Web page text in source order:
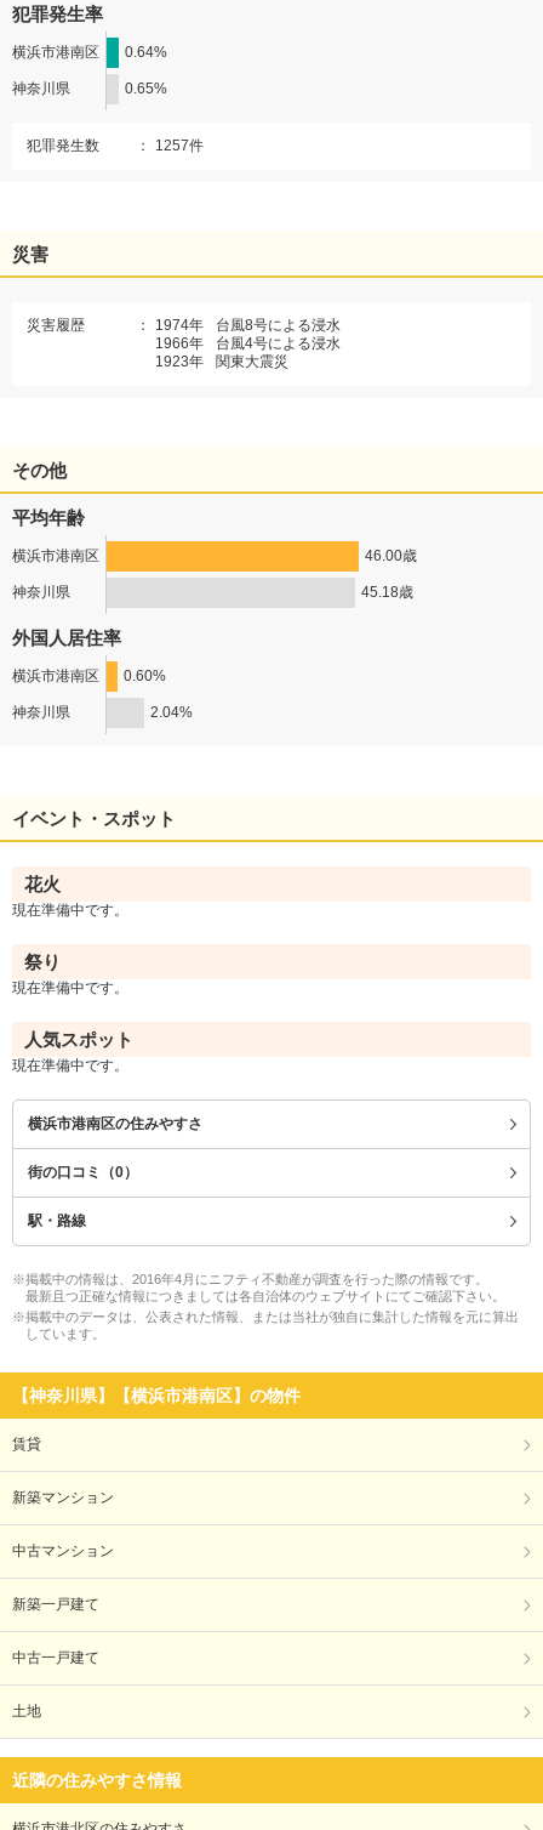
犯罪発生率
横浜市港南区
神奈川県
0.64%
0.65%
犯罪発生数 ： 1257件
災害
災害履歴 ： 1974年
台風8号による浸水
1966年
台風4号による浸水
1923年
関東大震災
その他
平均年齢
横浜市港南区
神奈川県
46.00歳
45.18歳
外国人居住率
横浜市港南区
神奈川県
0.60%
2.04%
イベント・スポット
花火
現在準備中です。
祭り
現在準備中です。
人気スポット
現在準備中です。
横浜市港南区の住みやすさ
街の口コミ （0）
駅・路線
※掲載中の情報は、2016年4月にニフティ不動産が調査を行った際の情報です。
最新且つ正確な情報につきましては各自治体のウェブサイトにてご確認下さい。
※掲載中のデータは、公表された情報、または当社が独自に集計した情報を元に算出
しています。
【神奈川県】【横浜市港南区】の物件
賃貸
新築マンション
中古マンション
新築一戸建て
中古一戸建て
土地
近隣の住みやすさ情報